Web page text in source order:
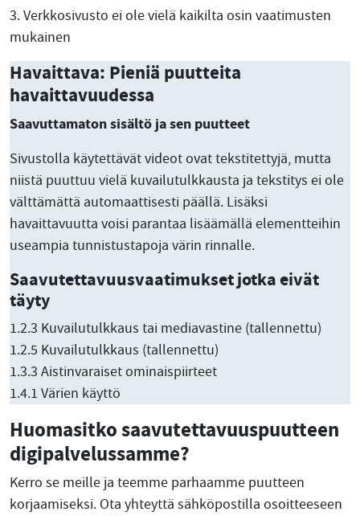
3. Verkkosivusto ei ole vielä kaikilta osin vaatimusten
mukainen
Havaittava: Pieniä puutteita
havaittavuudessa
Saavuttamaton sisältö ja sen puutteet
Sivustolla käytettävät videot ovat tekstitettyjä, mutta
niistä puuttuu vielä kuvailutulkkausta ja tekstitys ei ole
välttämättä automaattisesti päällä. Lisäksi
havaittavuutta voisi parantaa lisäämällä elementteihin
useampia tunnistustapoja värin rinnalle.
Saavutettavuusvaatimukset jotka eivät
täyty
1.2.3 Kuvailutulkkaus tai mediavastine (tallennettu)
1.2.5 Kuvailutulkkaus (tallennettu)
1.3.3 Aistinvaraiset ominaispiirteet
1.4.1 Värien käyttö
Huomasitko saavutettavuuspuutteen
digipalvelussamme?
Kerro se meille ja teemme parhaamme puutteen
korjaamiseksi. Ota yhteyttä sähköpostilla osoitteeseen